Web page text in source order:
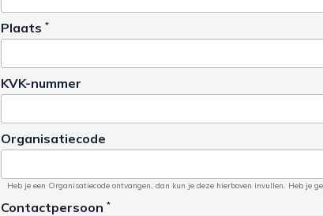
Plaats *
KVK-nummer
Organisatiecode
Heb je een Organisatiecode ontvangen, dan kun je deze hierboven invullen. Heb je
Contactpersoon *